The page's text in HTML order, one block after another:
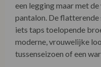
een legging maar met
pantalon. De flatterende
iets taps toelopende
moderne, vrouwelijke
tussenseizoen of een